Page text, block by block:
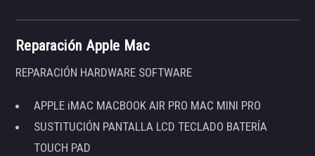
Reparación Apple Mac
REPARACIÓN HARDWARE SOFTWARE
APPLE iMAC MACBOOK AIR PRO MAC MINI PRO
SUSTITUCIÓN PANTALLA LCD TECLADO BATERÍA
TOUCH PAD